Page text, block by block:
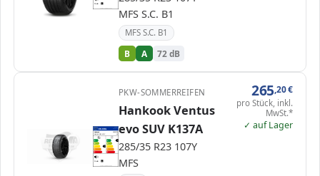
72 dB A
MFS S.C. B1
MFS S.C. B1
B A 72 dB
ENERG
Hankook
1036798
285/35 R23 107Y
C1
C C C
71 dB A
PKW-SOMMERREIFEN
Hankook Ventus
evo SUV K137A
285/35 R23 107Y
MFS
265,20€
pro Stück, inkl.
MwSt.*
✓ auf Lager